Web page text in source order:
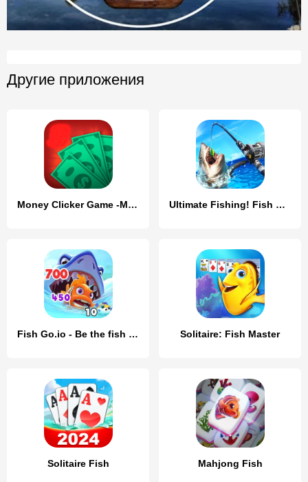
Другие приложения
Money Clicker Game -Money Rain Ultimate Fishing! Fish Game
Fish Go.io - Be the fish king Solitaire: Fish Master
Solitaire Fish Mahjong Fish